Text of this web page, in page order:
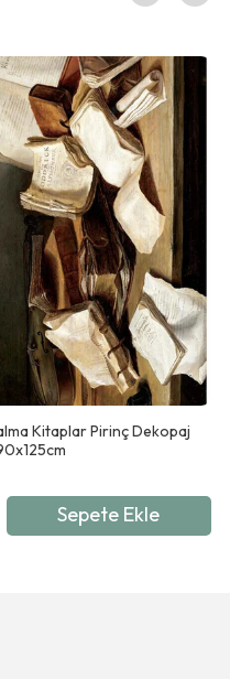
Kitaplar Pirinç Dekopaj
Sepete Ekle